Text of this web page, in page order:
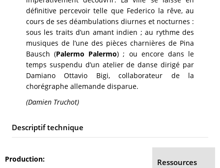
définitive percevoir telle que Federico la rêve, au
cours de ses déambulations diurnes et nocturnes :
sous les traits d’un amant indien ; au rythme des
musiques de l’une des pièces charnières de Pina
Bausch (Palermo Palermo) ; ou encore dans le
temps suspendu d’un atelier de danse dirigé par
Damiano Ottavio Bigi, collaborateur de la
chorégraphe allemande disparue.
(Damien Truchot)
Descriptif technique
Production
Ressources